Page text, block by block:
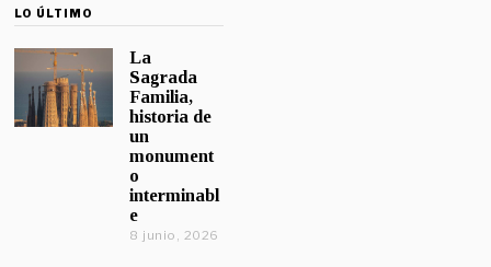
LO ÚLTIMO
La
Sagrada
Familia,
historia de
un
monument
o
interminabl
e
8 junio, 2026